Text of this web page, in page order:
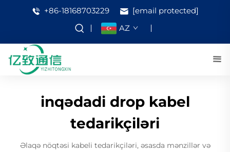
+86-18168703229
[email protected]
AZ
inqədadi drop kabel
tedarikçiləri
Əlaqə nöqtəsi kabeli tedarikçiləri, əsasda mənzillər və